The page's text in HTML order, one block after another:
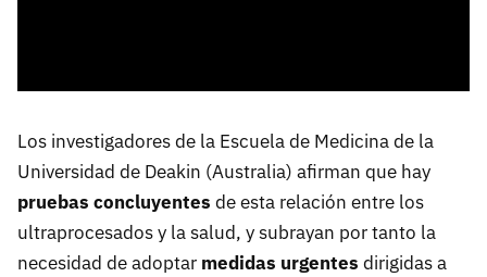
Los investigadores de la Escuela de Medicina de la
Universidad de Deakin (Australia) afirman que hay
pruebas concluyentes de esta relación entre los
ultraprocesados y la salud, y subrayan por tanto la
necesidad de adoptar medidas urgentes dirigidas a